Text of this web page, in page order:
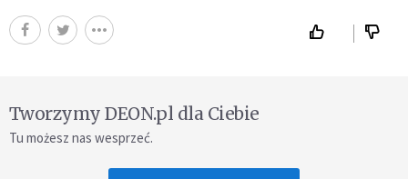
Tworzymy DEON.pl dla Ciebie
Tu możesz nas wesprzeć.